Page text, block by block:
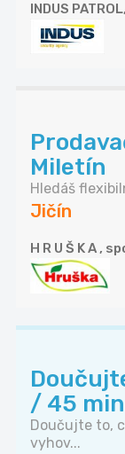
INDUS
Miletín
Hledáš
Jičín
H R U Š K A ,
/ 45 min
Doučujte to,
vyhov...